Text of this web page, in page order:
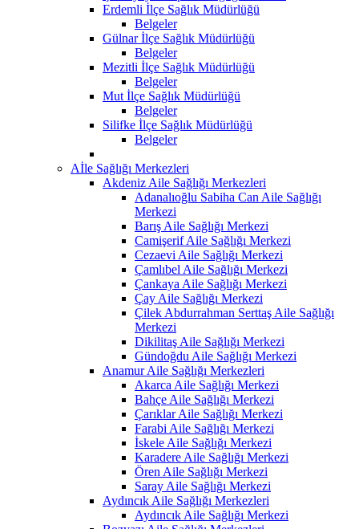
Erdemli İlçe Sağlık Müdürlüğü
Belgeler
Gülnar İlçe Sağlık Müdürlüğü
Belgeler
Mezitli İlçe Sağlık Müdürlüğü
Belgeler
Mut İlçe Sağlık Müdürlüğü
Belgeler
Silifke İlçe Sağlık Müdürlüğü
Belgeler
Aİle Sağlığı Merkezleri
Akdeniz Aile Sağlığı Merkezleri
Adanalıoğlu Sabiha Can Aile Sağlığı
Merkezi
Barış Aile Sağlığı Merkezi
Camişerif Aile Sağlığı Merkezi
Cezaevi Aile Sağlığı Merkezi
Çamlıbel Aile Sağlığı Merkezi
Çankaya Aile Sağlığı Merkezi
Çay Aile Sağlığı Merkezi
Çilek Abdurrahman Serttaş Aile Sağlığı
Merkezi
Dikilitaş Aile Sağlığı Merkezi
Gündoğdu Aile Sağlığı Merkezi
Anamur Aile Sağlığı Merkezleri
Akarca Aile Sağlığı Merkezi
Bahçe Aile Sağlığı Merkezi
Çarıklar Aile Sağlığı Merkezi
Farabi Aile Sağlığı Merkezi
İskele Aile Sağlığı Merkezi
Karadere Aile Sağlığı Merkezi
Ören Aile Sağlığı Merkezi
Saray Aile Sağlığı Merkezi
Aydıncık Aile Sağlığı Merkezleri
Aydıncık Aile Sağlığı Merkezi